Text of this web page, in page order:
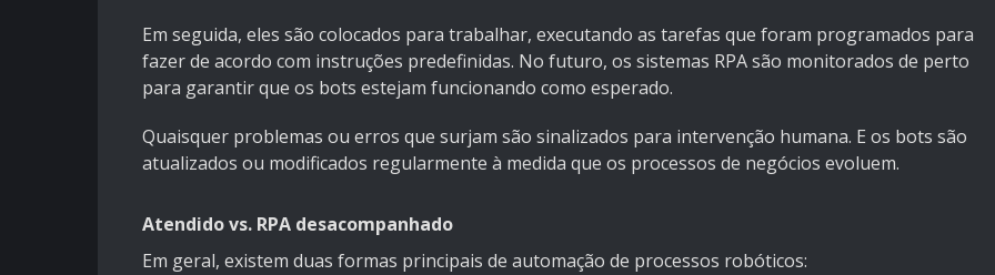
Em seguida, eles são colocados para trabalhar, executando as tarefas que foram programados para
fazer de acordo com instruções predefinidas. No futuro, os sistemas RPA são monitorados de perto
para garantir que os bots estejam funcionando como esperado.
Quaisquer problemas ou erros que surjam são sinalizados para intervenção humana. E os bots são
atualizados ou modificados regularmente à medida que os processos de negócios evoluem.
Atendido vs. RPA desacompanhado
Em geral, existem duas formas principais de automação de processos robóticos: